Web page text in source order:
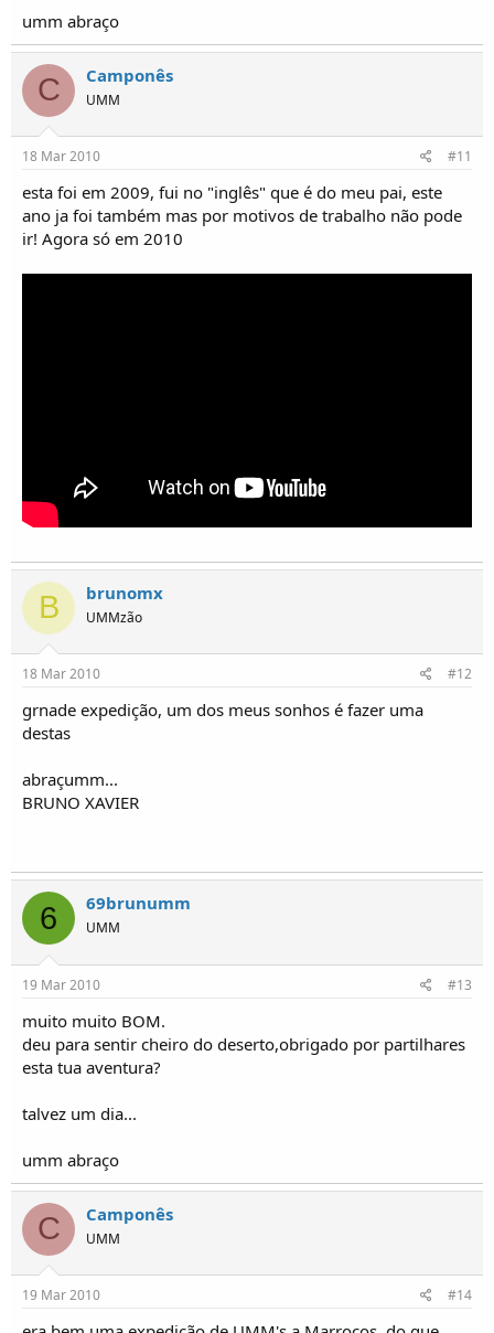
umm abraço
C Camponês
UMM
18 Mar 2010 #11
esta foi em 2009, fui no "inglês" que é do meu pai, este
ano ja foi também mas por motivos de trabalho não pode
ir! Agora só em 2010
B brunomx
UMMzão
18 Mar 2010 #12
grnade expedição, um dos meus sonhos é fazer uma
destas
abraçumm...
BRUNO XAVIER
6 69brunumm
UMM
19 Mar 2010 #13
muito muito BOM.
deu para sentir cheiro do deserto,obrigado por partilhares
esta tua aventura?
talvez um dia...
umm abraço
C Camponês
UMM
19 Mar 2010 #14